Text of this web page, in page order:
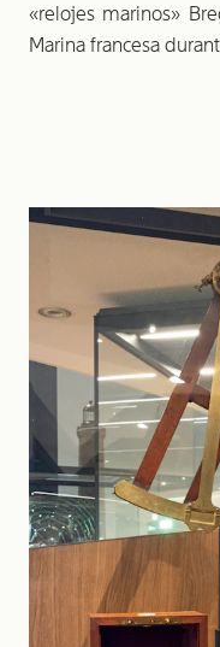
«relojes marinos»
Marina francesa